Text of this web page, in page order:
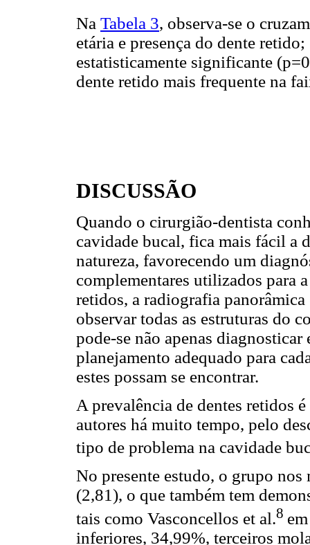
Na Tabela 3, observa-se o
etária e presença do dente
estatisticamente significante
dente retido mais frequente na
DISCUSSÃO
Quando o cirurgião-dentista
cavidade bucal, fica mais fácil a
natureza, favorecendo um
complementares utilizados para
retidos, a radiografia
observar todas as estruturas do
pode-se não apenas diagnosticar
planejamento adequado para
estes possam se encontrar.
A prevalência de dentes retidos
autores há muito tempo, pelo
tipo de problema na cavidade
No presente estudo, o grupo nos
(2,81), o que também tem
tais como Vasconcellos et al.8
inferiores, 34,99%, terceiros